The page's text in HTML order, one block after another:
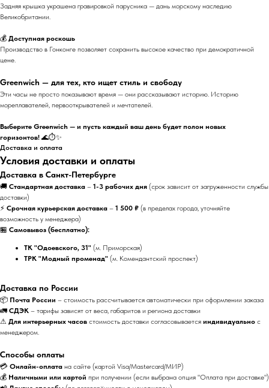
Задняя крышка украшена гравировкой парусника — дань морскому наследию
Великобритании.
💰 Доступная роскошь
Производство в Гонконге позволяет сохранить высокое качество при демократичной
цене.
Greenwich — для тех, кто ищет стиль и свободу
Эти часы не просто показывают время — они рассказывают историю. Историю
мореплавателей, первооткрывателей и мечтателей.
Выберите Greenwich — и пусть каждый ваш день будет полон новых
горизонтов! 🌊⏱️✨
Доставка и оплата
Условия доставки и оплаты
Доставка в Санкт-Петербурге
🚚 Стандартная доставка – 1-3 рабочих дня (срок зависит от загруженности службы
доставки)
⚡ Срочная курьерская доставка – 1 500 ₽ (в пределах города, уточняйте
возможность у менеджера)
🏪 Самовывоз (бесплатно):
ТК "Одоевского, 31" (м. Приморская)
ТРК "Модный променад" (м. Комендантский проспект)
Доставка по России
📦 Почта России – стоимость рассчитывается автоматически при оформлении заказа
🚛 СДЭК – тарифы зависят от веса, габаритов и региона доставки
⚠ Для интерьерных часов стоимость доставки согласовывается индивидуально с
менеджером.
Способы оплаты
💳 Онлайн-оплата на сайте (картой Visa/Mastercard/МИР)
💰 Наличными или картой при получении (если выбрана опция "Оплата при доставке")